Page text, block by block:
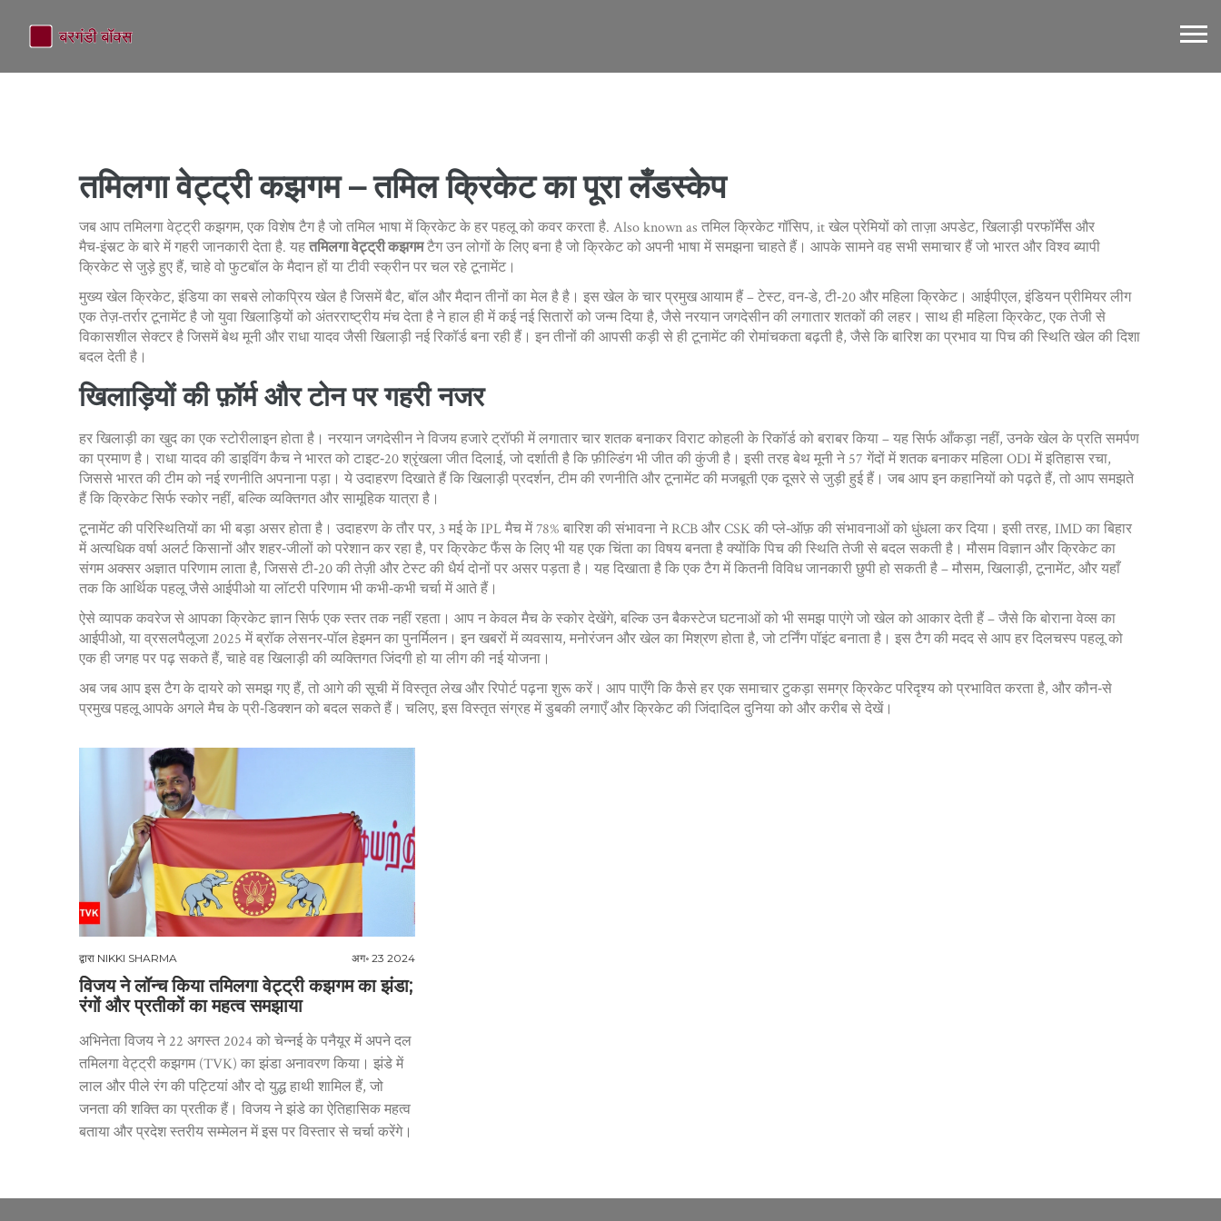
तमिलगा वेट्ट्री कझगम – तमिल क्रिकेट का पूरा लँडस्केप
जब आपतमिलगा वेट्ट्री कझगम, एक विशेष टैग है जो तमिल भाषा में क्रिकेट के हर पहलू को कवर करता है. Also known as तमिल क्रिकेट गॉसिप, itखेल प्रेमियों को ताज़ा अपडेट, खिलाड़ी परफॉर्मेंस और
मैच‑इंसर्‍ट के बारे में गहरी जानकारी देता है. यहतमिलगा वेट्ट्री कझगमटैग उन लोगों के लिए बना है जो क्रिकेट को अपनी भाषा में समझना चाहते हैं। आपके सामने वह सभी समाचार हैं जो भारत और विश्व ब्यापी
क्रिकेट से जुड़े हुए हैं, चाहे वो फुटबॉल के मैदान हों या टीवी स्क्रीन पर चल रहे टूनामेंट।
मुख्य खेलक्रिकेट, इंडिया का सबसे लोकप्रिय खेल है जिसमें बैट, बॉल और मैदान तीनों का मेल हैहै। इस खेल के चार प्रमुख आयाम हैं – टेस्ट, वन‑डे, टी‑20 और महिला क्रिकेट। आईपीएल, इंडियन प्रीमियर लीग
एक तेज़‑तर्रार टूनामेंट है जो युवा खिलाड़ियों को अंतरराष्ट्रीय मंच देता हैने हाल ही में कई नई सितारों को जन्म दिया है, जैसे नरयान जगदेसीन की लगातार शतकों की लहर। साथ हीमहिला क्रिकेट, एक तेजी से
विकासशील सेक्टर है जिसमें बेथ मूनी और राधा यादव जैसी खिलाड़ी नई रिकॉर्ड बना रही हैं । इन तीनों की आपसी कड़ी से ही टूनामेंट की रोमांचकता बढ़ती है, जैसे कि बारिश का प्रभाव या पिच की स्थिति खेल की दिशा
बदल देती है।
खिलाड़ियों की फ़ॉर्म और टोन पर गहरी नजर
हर खिलाड़ी का खुद का एक स्टोरीलाइन होता है। नरयान जगदेसीन ने विजय हजारे ट्रॉफी में लगातार चार शतक बनाकर विराट कोहली के रिकॉर्ड को बराबर किया – यह सिर्फ आँकड़ा नहीं, उनके खेल के प्रति समर्पण
का प्रमाण है। राधा यादव की डाइविंग कैच ने भारत को टाइट‑20 श्रृंखला जीत दिलाई, जो दर्शाती है कि फ़ील्डिंग भी जीत की कुंजी है। इसी तरह बेथ मूनी ने 57 गेंदों में शतक बनाकर महिला ODI में इतिहास रचा,
जिससे भारत की टीम को नई रणनीति अपनाना पड़ा। ये उदाहरण दिखाते हैं कि खिलाड़ी प्रदर्शन, टीम की रणनीति और टूनामेंट की मजबूती एक दूसरे से जुड़ी हुई हैं। जब आप इन कहानियों को पढ़ते हैं, तो आप समझते
हैं कि क्रिकेट सिर्फ स्कोर नहीं, बल्कि व्यक्तिगत और सामूहिक यात्रा है।
टूनामेंट की परिस्थितियों का भी बड़ा असर होता है। उदाहरण के तौर पर, 3 मई के IPL मैच में 78% बारिश की संभावना ने RCB और CSK की प्ले‑ऑफ़ की संभावनाओं को धुंधला कर दिया। इसी तरह, IMD का बिहार
में अत्यधिक वर्षा अलर्ट किसानों और शहर‑जीलों को परेशान कर रहा है, पर क्रिकेट फैंस के लिए भी यह एक चिंता का विषय बनता है क्योंकि पिच की स्थिति तेजी से बदल सकती है। मौसम विज्ञान और क्रिकेट का
संगम अक्सर अज्ञात परिणाम लाता है, जिससे टी‑20 की तेज़ी और टेस्ट की धैर्य दोनों पर असर पड़ता है। यह दिखाता है कि एक टैग में कितनी विविध जानकारी छुपी हो सकती है – मौसम, खिलाड़ी, टूनामेंट, और यहाँ
तक कि आर्थिक पहलू जैसे आईपीओ या लॉटरी परिणाम भी कभी‑कभी चर्चा में आते हैं।
ऐसे व्यापक कवरेज से आपका क्रिकेट ज्ञान सिर्फ एक स्तर तक नहीं रहता। आप न केवल मैच के स्कोर देखेंगे, बल्कि उन बैकस्टेज घटनाओं को भी समझ पाएंगे जो खेल को आकार देती हैं – जैसे कि बोराना वेव्स का
आईपीओ, या व्रसलपैलूजा 2025 में ब्रॉक लेसनर‑पॉल हेइमन का पुनर्मिलन। इन खबरों में व्यवसाय, मनोरंजन और खेल का मिश्रण होता है, जो टर्निंग पॉइंट बनाता है। इस टैग की मदद से आप हर दिलचस्प पहलू को
एक ही जगह पर पढ़ सकते हैं, चाहे वह खिलाड़ी की व्यक्तिगत जिंदगी हो या लीग की नई योजना।
अब जब आप इस टैग के दायरे को समझ गए हैं, तो आगे की सूची में विस्तृत लेख और रिपोर्ट पढ़ना शुरू करें। आप पाएँगे कि कैसे हर एक समाचार टुकड़ा समग्र क्रिकेट परिदृश्य को प्रभावित करता है, और कौन‑से
प्रमुख पहलू आपके अगले मैच के प्री‑डिक्शन को बदल सकते हैं। चलिए, इस विस्तृत संग्रह में डुबकी लगाएँ और क्रिकेट की जिंदादिल दुनिया को और करीब से देखें।
द्वारा NIKKI SHARMA अग॰ 23 2024
विजय ने लॉन्च किया तमिलगा वेट्ट्री कझगम का झंडा;
रंगों और प्रतीकों का महत्व समझाया
अभिनेता विजय ने 22 अगस्त 2024 को चेन्नई के पनैयूर में अपने दल
तमिलगा वेट्ट्री कझगम (TVK) का झंडा अनावरण किया। झंडे में
लाल और पीले रंग की पट्टियां और दो युद्ध हाथी शामिल हैं, जो
जनता की शक्ति का प्रतीक हैं। विजय ने झंडे का ऐतिहासिक महत्व
बताया और प्रदेश स्तरीय सम्मेलन में इस पर विस्तार से चर्चा करेंगे।